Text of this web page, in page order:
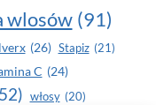
wlosów (91)
(26) Stapiz (21)
C (24)
włosy (20)